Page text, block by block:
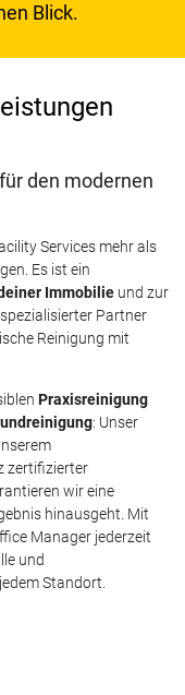
Blick.
den modernen
Services mehr als
Es ist ein
Immobilie und zur
spezialisierter Partner
Reinigung mit
Praxisreinigung
: Unser
zertifizierter
wir eine
hinausgeht. Mit
Manager jederzeit
und
Standort.